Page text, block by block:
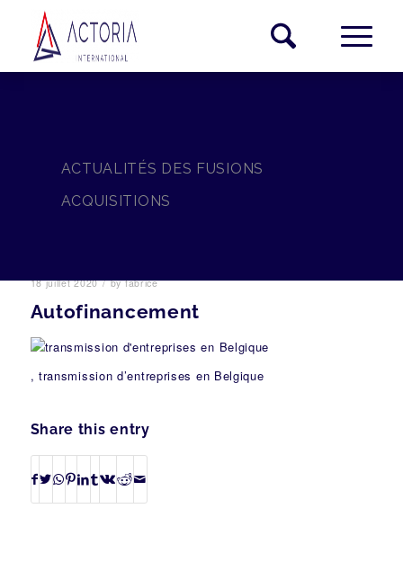
ACTUALITÉS DES FUSIONS
ACQUISITIONS
18 juillet 2020 / byfabrice
Autofinancement
, transmission d’entreprises en Belgique
Share this entry